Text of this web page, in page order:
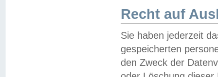
Recht auf
Sie haben jederzeit
gespeicherten
den Zweck der